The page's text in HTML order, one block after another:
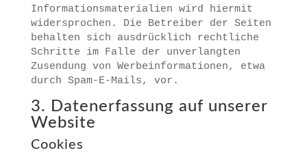
Informationsmaterialien wird hiermit
widersprochen. Die Betreiber der Seiten
behalten sich ausdrücklich rechtliche
Schritte im Falle der unverlangten
Zusendung von Werbeinformationen, etwa
durch Spam-E-Mails, vor.
3. Datenerfassung auf unserer
Website
Cookies